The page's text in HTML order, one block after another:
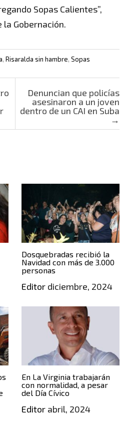
Sopas Calientes”,
la Gobernación.
, Risaralda sin hambre, Sopas
Denuncian que policías
asesinaron a un joven
dentro de un CAI en Suba
→
Dosquebradas recibió la
Navidad con más de 3.000
personas
Editordiciembre, 2024
En La Virginia trabajarán
con normalidad, a pesar
del Día Cívico
Editorabril, 2024